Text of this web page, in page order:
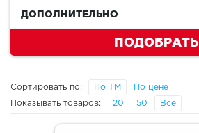
ДОПОЛНИТЕЛЬНО
ПОДОБРАТЬ
Сортировать по: По ТМ По цене
Показывать товаров: 20 50 Все